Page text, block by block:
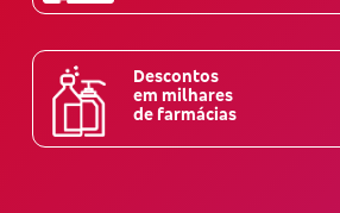
Descontos
em milhares
de farmácias